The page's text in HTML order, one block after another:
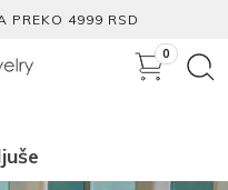
PREKO 4999 RSD
0